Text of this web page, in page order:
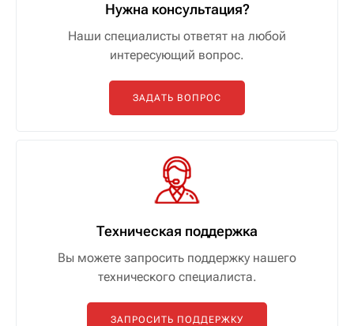
Нужна консультация?
Наши специалисты ответят на любой
интересующий вопрос.
ЗАДАТЬ ВОПРОС
Техническая поддержка
Вы можете запросить поддержку нашего
технического специалиста.
ЗАПРОСИТЬ ПОДДЕРЖКУ